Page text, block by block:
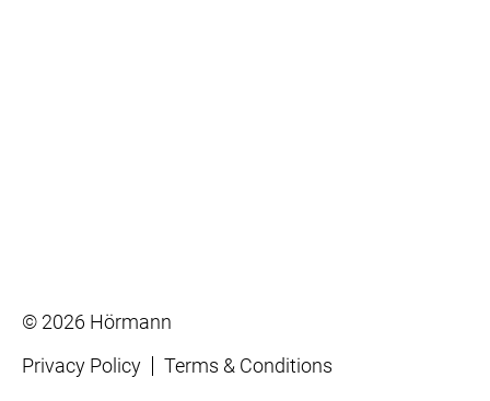
© 2026 Hörmann
Privacy Policy
Terms & Conditions